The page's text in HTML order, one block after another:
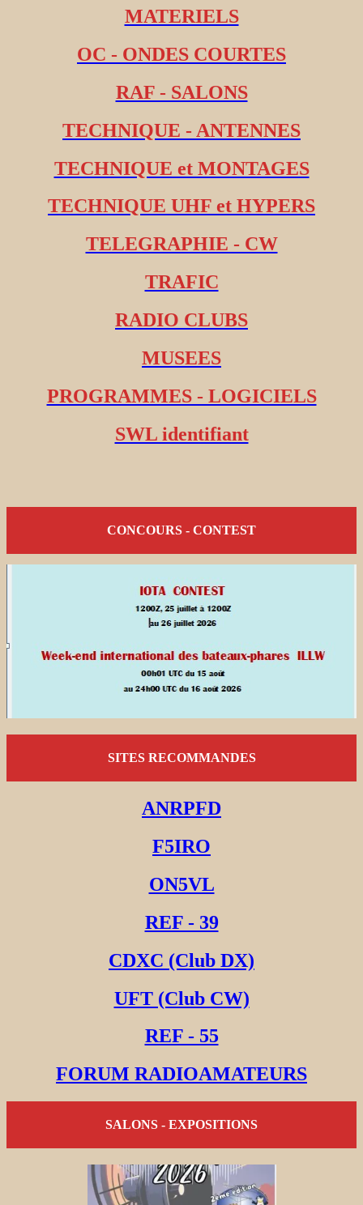
MATERIELS
OC - ONDES COURTES
RAF - SALONS
TECHNIQUE - ANTENNES
TECHNIQUE et MONTAGES
TECHNIQUE UHF et HYPERS
TELEGRAPHIE - CW
TRAFIC
RADIO CLUBS
MUSEES
PROGRAMMES - LOGICIELS
SWL identifiant
CONCOURS - CONTEST
SITES RECOMMANDES
ANRPFD
F5IRO
ON5VL
REF - 39
CDXC (Club DX)
UFT (Club CW)
REF - 55
FORUM RADIOAMATEURS
SALONS - EXPOSITIONS